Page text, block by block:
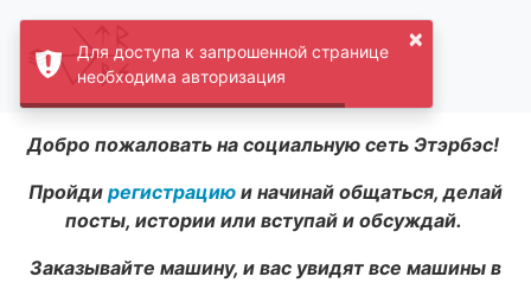
Добро пожаловать на социальную сеть Этэрбэс!
Пройди регистрацию и начинай общаться, делай
посты, истории или вступай и обсуждай.
Заказывайте машину, и вас увидят все машины в
×
Для доступа к запрошенной странице
необходима авторизация